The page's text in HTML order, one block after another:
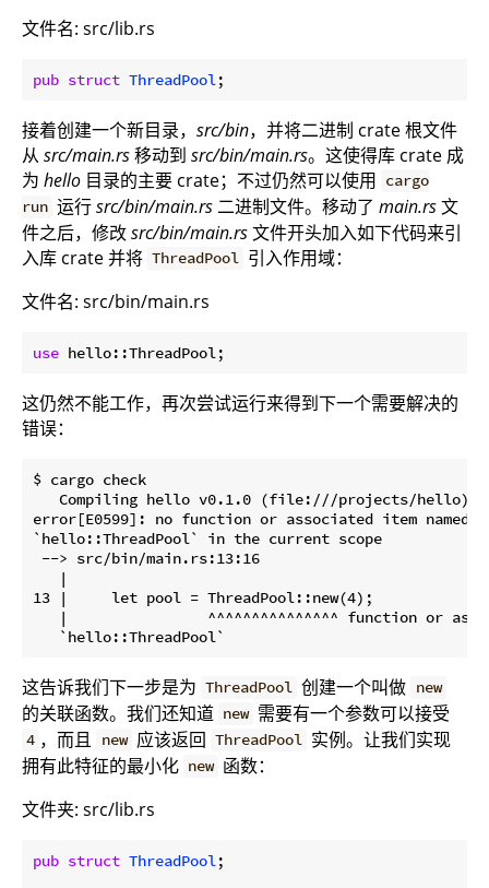
文件名: src/lib.rs
pub struct ThreadPool
接着创建一个新目录， src/bin，并将二进制 crate 根文件
从 src/main.rs移动到 src/bin/main.rs。这使得库 crate 成
为 hello 目录的主要 crate；不过仍然可以使用 cargo
run 运行src/bin/main.rs 二进制文件。移动了main.rs文
件之后，修改src/bin/main.rs文件开头加入如下代码来引
入库 crate 并将 ThreadPool 引入作用域：
文件名: src/bin/main.rs
use hello::ThreadPool;
这仍然不能工作，再次尝试运行来得到下一个需要解决的
错误：
$ cargo check
   Compiling hello v0.1.0 (file:///projects/hello)
error[E0599]: no function or associated item named
`hello::ThreadPool` in the current scope
--> src/bin/main.rs:13:16
   |
13 |     let pool = ThreadPool::new(4);
|                ^^^^^^^^^^^^^^^ function or
这告诉我们下一步是为 ThreadPool 创建一个叫做 new
的关联函数。我们还知道 new 需要有一个参数可以接受
4 ，而且 new 应该返回 ThreadPool 实例。让我们实现
拥有此特征的最小化 new 函数：
文件夹: src/lib.rs
pub struct ThreadPool;